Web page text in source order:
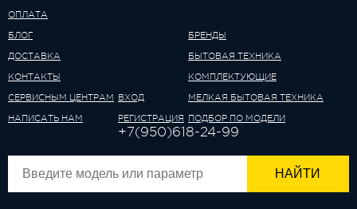
ОПЛАТА
БЛОГ
ДОСТАВКА
КОНТАКТЫ
СЕРВИСНЫМ ЦЕНТРАМ
НАПИСАТЬ НАМ
ВХОД
РЕГИСТРАЦИЯ
БРЕНДЫ
БЫТОВАЯ ТЕХНИКА
КОМПЛЕКТУЮЩИЕ
МЕЛКАЯ БЫТОВАЯ ТЕХНИКА
ПОДБОР ПО МОДЕЛИ
+7(950)618-24-99
НАЙТИ